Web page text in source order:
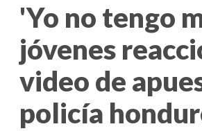
'Yo no tengo
jóvenes
video de
policía